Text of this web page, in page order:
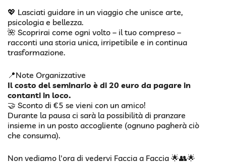
💖 Lasciati guidare in un viaggio che unisce arte,
psicologia e bellezza.
🌺 Scoprirai come ogni volto – il tuo compreso –
racconti una storia unica, irripetibile e in continua
trasformazione.
📍Note Organizzative
Il costo del seminario è di 20 euro da pagare in
contanti in loco.
🤝 Sconto di €5 se vieni con un amico!
Durante la pausa ci sarà la possibilità di pranzare
insieme in un posto accogliente (ognuno pagherà ciò
che consuma).
Non vediamo l'ora di vedervi Faccia a Faccia 🌟👥🌟